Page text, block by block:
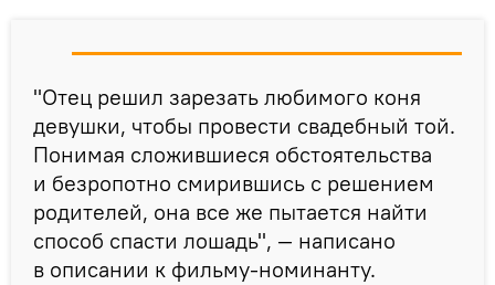
"Отец решил зарезать любимого коня
девушки, чтобы провести свадебный той.
Понимая сложившиеся обстоятельства
и безропотно смирившись с решением
родителей, она все же пытается найти
способ спасти лошадь", — написано
в описании к фильму-номинанту.